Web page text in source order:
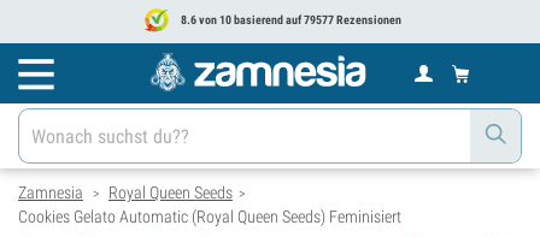
8.6 von 10 basierend auf 79577 Rezensionen
Zamnesia > Royal Queen Seeds >
Cookies Gelato Automatic (Royal Queen Seeds) Feminisiert